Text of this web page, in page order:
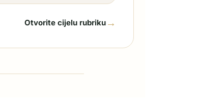
Otvorite cijelu rubriku →